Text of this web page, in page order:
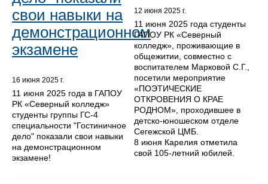
свои навыки на
демонстрационном
экзамене
16 июня 2025 г.
11 июня 2025 года в ГАПОУ
РК «Северный колледж»
студенты группы ГС-4
специальности "Гостиничное
дело" показали свои навыки
на демонстрационном
экзамене!
12 июня 2025 г.
11 июня 2025 года студенты
ГАПОУ РК «Северный
колледж», проживающие в
общежитии, совместно с
воспитателем Марковой С.Г.,
посетили мероприятие
«ПОЭТИЧЕСКИЕ
ОТКРОВЕНИЯ О КРАЕ
РОДНОМ», проходившее в
детско-юношеском отделе
Сегежской ЦМБ.
8 июня Карелия отметила
свой 105-летний юбилей.